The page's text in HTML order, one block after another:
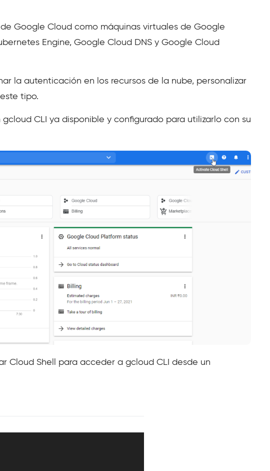
Google Cloud como máquinas virtuales de Google
Engine, Google Cloud DNS y Google Cloud
la autenticación en los recursos de la nube, personalizar
tipo.
CLI ya disponible y configurado para utilizarlo con su
Cloud Shell para acceder a gcloud CLI desde un